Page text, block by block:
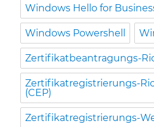
Windows Hello for
Windows Powershell
Zertifikatbeantragungs-
Zertifikatregistrierungs-
(CEP)
Zertifikatregistrierungs-